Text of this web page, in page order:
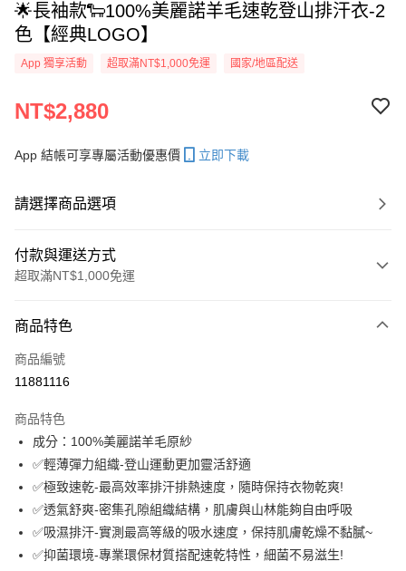
🌟長袖款🐑100%美麗諾羊毛速乾登山排汗衣-2
色【經典LOGO】
App 獨享活動 超取滿NT$1,000免運 國家/地區配送
NT$2,880
App 結帳可享專屬活動優惠價 立即下載
請選擇商品選項
付款與運送方式
超取滿NT$1,000免運
信用卡一次付款
信用卡分期付款
合作金庫商業銀行
華南商業銀行
上海商業儲蓄銀行
台北富邦商業銀行
國泰世華商業銀行
兆豐國際商業銀行
臺灣中小企業銀行
台中商業銀行
匯豐（台灣）商業銀行
華泰商業銀行
聯邦商業銀行
遠東國際商業銀行
元大商業銀行
永豐商業銀行
6 期 0 利率 每期
華南商業銀行
彰化商業銀行
上海商業儲蓄銀行
台北富邦商業銀行
國泰世華商業銀行
兆豐國際商業銀行
臺灣中小企業銀行
台中商業銀行
匯豐（台灣）商業銀行
華泰商業銀行
12 期 0 利率 每期 NT$240
合作金庫商業銀行
第一商業銀行
上海商業儲蓄銀行
台北富邦商業銀行
國泰世華商業銀行
兆豐國際商業銀行
臺灣中小企業銀行
台中商業銀行
24 期 0 利率 每期NT$120 20家銀行
合作金庫商業銀行
第一商業銀行
華南商業銀行
彰化商業銀行
兆豐國際商業銀行
臺灣中小企業銀行
超商取貨付款
LINE Pay
商品特色
商品編號
11881116
商品特色
成分：100%美麗諾羊毛原紗
✅輕薄彈力組織-登山運動更加靈活舒適
✅極致速乾-最高效率排汗排熱速度，隨時保持衣物乾爽!
✅透氣舒爽-密集孔隙組織結構，肌膚與山林能夠自由呼吸
✅吸濕排汗-實測最高等級的吸水速度，保持肌膚乾燥不黏膩~
✅抑菌環境-專業環保材質搭配速乾特性，細菌不易滋生!